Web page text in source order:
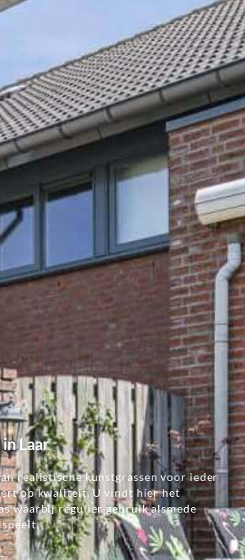
Laar
realistische kunstgrassen voor ieder
op kwaliteit. U vindt hier het
waarbij regulier gebruik alsmede